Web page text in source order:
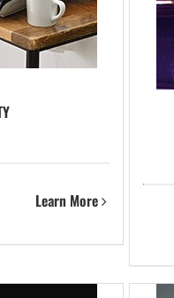
Learn More